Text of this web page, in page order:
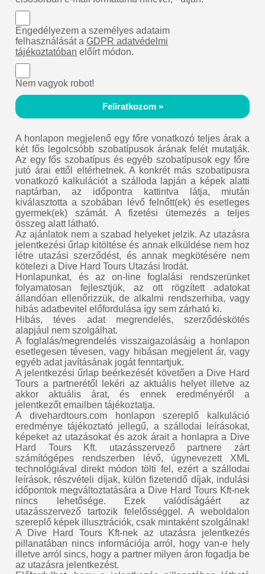
Engedélyezem a személyes adataim
felhasználását aGDPR adatvédelmi
tájékoztatóban előírt módon.
Nem vagyok robot!
Feliratkozom »
A honlapon megjelenő egy főre vonatkozó teljes árak a
két fős legolcsóbb szobatípusok árának felét mutatják.
Az egy fős szobatípus és egyéb szobatípusok egy főre
jutó árai ettől eltérhetnek. A konkrét más szobatípusra
vonatkozó kalkulációt a szálloda lapján a képek alatti
naptárban, az időpontra kattintva látja, miután
kiválasztotta a szobában lévő felnőtt(ek) és esetleges
gyermek(ek) számát. A fizetési ütemezés a teljes
összeg alatt látható.
Az ajánlatok nem a szabad helyeket jelzik. Az utazásra
jelentkezési űrlap kitöltése és annak elküldése nem hoz
létre utazási szerződést, és annak megkötésére nem
kötelezi a Dive Hard Tours Utazási Irodát.
Honlapunkat, és az on-line foglalási rendszerünket
folyamatosan fejlesztjük, az ott rögzített adatokat
állandóan ellenőrizzük, de alkalmi rendszerhiba, vagy
hibás adatbevitel előfordulása így sem zárható ki.
Hibás, téves adat megrendelés, szerződéskötés
alapjául nem szolgálhat.
A foglalás/megrendelés visszaigazolásáig a honlapon
esetlegesen tévesen, vagy hibásan megjelent ár, vagy
egyéb adat javításának jogát fenntartjuk.
A jelentkezési űrlap beérkezését követően a Dive Hard
Tours a partnerétől lekéri az aktuális helyet illetve az
akkor aktuális árat, és ennek eredményéről a
jelentkezőt emailben tájékoztatja.
A divehardtours.com honlapon szereplő kalkuláció
eredménye tájékoztató jellegű, a szállodai leírásokat,
képeket az utazásokat és azok árait a honlapra a Dive
Hard Tours Kft. utazásszervező partnere zárt
számítógépes rendszerben lévő, úgynevezett XML
technológiával direkt módon tölti fel, ezért a szállodai
leírások, részvételi díjak, külön fizetendő díjak, indulási
időpontok megváltoztatására a Dive Hard Tours Kft-nek
nincs lehetősége. Ezek valódíságáért az
utazásszervező tartozik felelősséggel. A weboldalon
szereplő képek illusztrációk, csak mintaként szolgálnak!
A Dive Hard Tours Kft-nek az utazásra jelentkezés
pillanatában nincs információja arról, hogy van-e hely
illetve arról sincs, hogy a partner milyen áron fogadja be
az utazásra jelentkezést.